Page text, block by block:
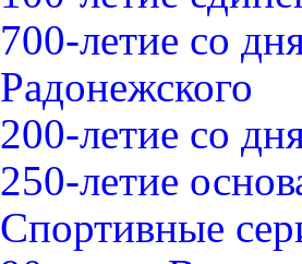
700-летие со
Радонежского
200-летие со
250-летие
Спортивные